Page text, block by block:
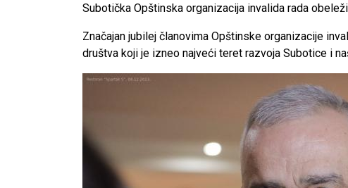
Subotička Opštinska organizacija invalida rada
Značajan jubilej članovima Opštinske organizacije
društva koji je izneo najveći teret razvoja Subotice i